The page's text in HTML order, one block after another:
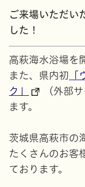
ご来場いただい
した！
高萩海水浴場を
また、県内初
「
ク」
（外部
ます。
茨城県高萩市の
たくさんのお客
ております。